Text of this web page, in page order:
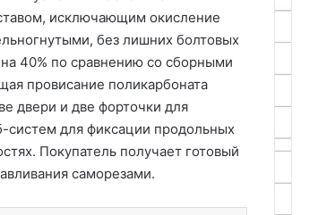
исключающим окисление
без лишних болтовых
40% по сравнению со сборными
провисание поликарбоната
двери и две форточки для
систем для фиксации продольных
Покупатель получает готовый
саморезами.